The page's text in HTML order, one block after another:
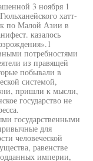
3 ноября 1
хатт-
по Малой Азии в
казалось
потребностями
из правящей
побывали в
системой,
пришли к мысли,
государство не
государственными
для
человеческой
равенстве
империи,